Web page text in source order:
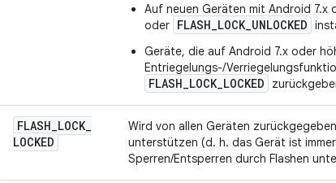
Auf neuen Geräten mit Android 7.x
oder FLASH_LOCK_UNLOCKED
Geräte, die auf Android 7.x oder
Entriegelungs-/
FLASH_LOCK_LOCKED
FLASH_LOCK_
LOCKED
Wird von allen Geräten
unterstützen (d. h. das Gerät ist
Sperren/Entsperren durch Flashen